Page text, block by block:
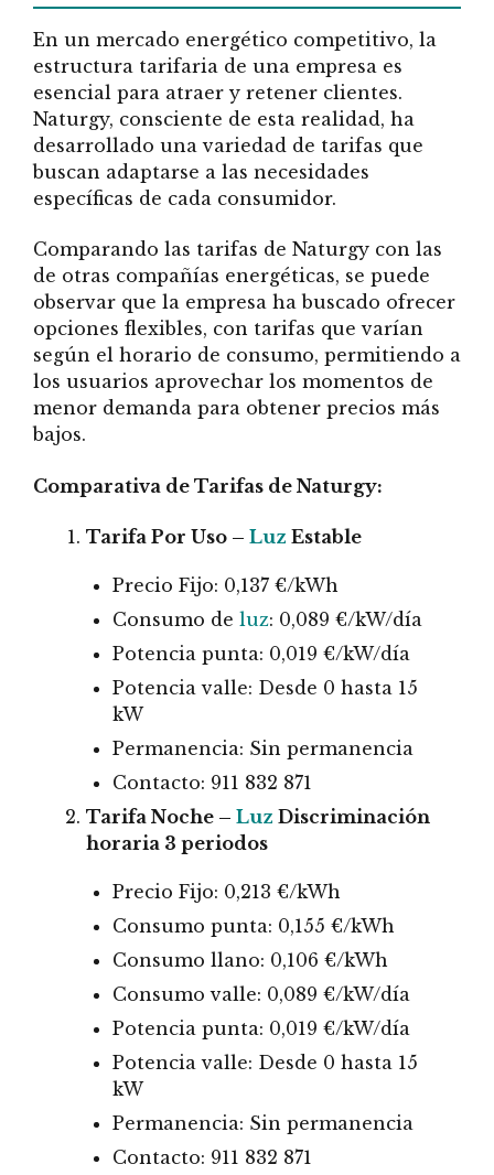
En un mercado energético competitivo, la
estructura tarifaria de una empresa es
esencial para atraer y retener clientes.
Naturgy, consciente de esta realidad, ha
desarrollado una variedad de tarifas que
buscan adaptarse a las necesidades
específicas de cada consumidor.
Comparando las tarifas de Naturgy con las
de otras compañías energéticas, se puede
observar que la empresa ha buscado ofrecer
opciones flexibles, con tarifas que varían
según el horario de consumo, permitiendo a
los usuarios aprovechar los momentos de
menor demanda para obtener precios más
bajos.
Comparativa de Tarifas de Naturgy:
Tarifa Por Uso – Luz Estable
Precio Fijo: 0,137 €/kWh
Consumo de luz: 0,089 €/kW/día
Potencia punta: 0,019 €/kW/día
Potencia valle: Desde 0 hasta 15
kW
Permanencia: Sin permanencia
Contacto: 911 832 871
Tarifa Noche – Luz Discriminación
horaria 3 periodos
Precio Fijo: 0,213 €/kWh
Consumo punta: 0,155 €/kWh
Consumo llano: 0,106 €/kWh
Consumo valle: 0,089 €/kW/día
Potencia punta: 0,019 €/kW/día
Potencia valle: Desde 0 hasta 15
kW
Permanencia: Sin permanencia
Contacto: 911 832 871